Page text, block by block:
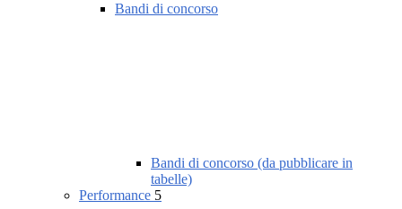
Bandi di concorso
Bandi di concorso (da pubblicare in
tabelle)
Performance 5